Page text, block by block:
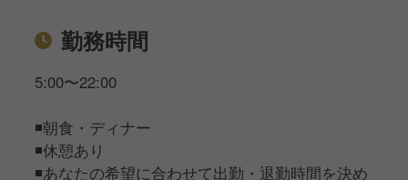
勤務時間
5:00〜22:00
◾️朝食・ディナー
◾️休憩あり
◾️あなたの希望に合わせて出勤・退勤時間を決め